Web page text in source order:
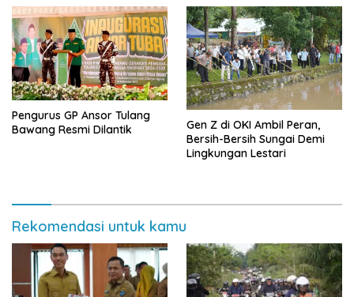
Pengurus GP Ansor Tulang
Bawang Resmi Dilantik
Gen Z di OKI Ambil Peran,
Bersih-Bersih Sungai Demi
Lingkungan Lestari
Rekomendasi untuk kamu